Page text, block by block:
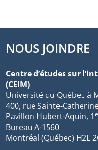
NOUS JOINDRE
Centre d’études sur
(CEIM)
Université du Québec à
400, rue Sainte-
Pavillon Hubert-Aquin, 1
Bureau A-1560
Montréal (Québec) H2L